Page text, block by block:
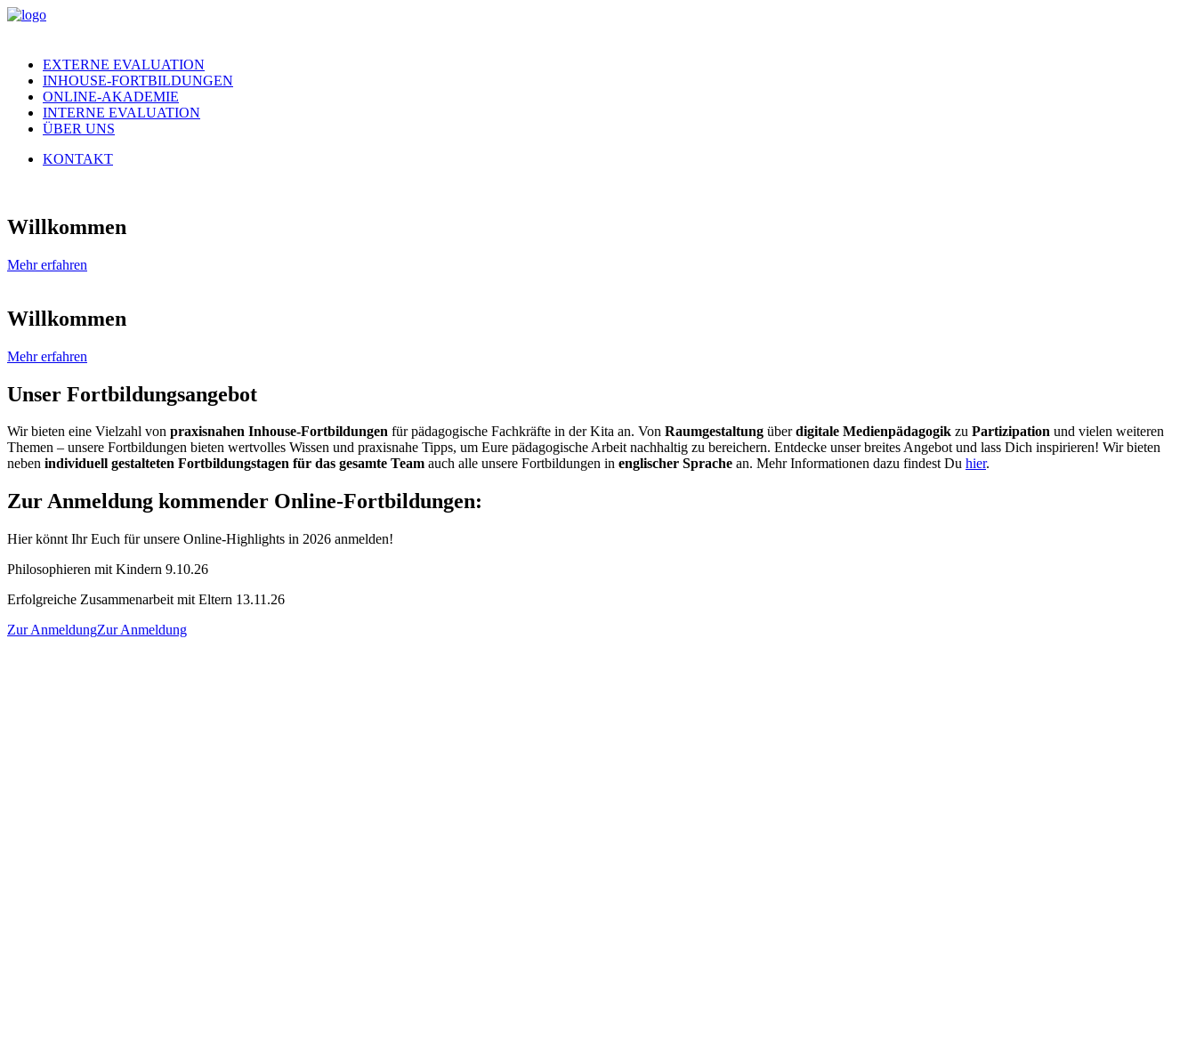
EXTERNE EVALUATION
INHOUSE-FORTBILDUNGEN
ONLINE-AKADEMIE
INTERNE EVALUATION
ÜBER UNS
KONTAKT
Willkommen
Mehr erfahren
Willkommen
Mehr erfahren
Unser Fortbildungsangebot
Wir bieten eine Vielzahl von praxisnahen Inhouse-Fortbildungen für pädagogische Fachkräfte in der Kita an. Von Raumgestaltung überdigitale Medienpädagogik zu Partizipation und vielen weiteren
Themen – unsere Fortbildungen bieten wertvolles Wissen und praxisnahe Tipps, um Eure pädagogische Arbeit nachhaltig zu bereichern. Entdecke unser breites Angebot und lass Dich inspirieren! Wir bieten
neben individuell gestalteten Fortbildungstagen für das gesamte Team auch alle unsere Fortbildungen in englischer Sprache an. Mehr Informationen dazu findest Du hier.
Zur Anmeldung kommender Online-Fortbildungen:
Hier könnt Ihr Euch für unsere Online-Highlights in 2026 anmelden!
Philosophieren mit Kindern 9.10.26
Erfolgreiche Zusammenarbeit mit Eltern 13.11.26
Zur AnmeldungZur Anmeldung